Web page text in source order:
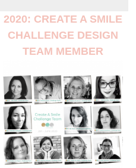
2020: CREATE A SMILE
CHALLENGE DESIGN
TEAM MEMBER